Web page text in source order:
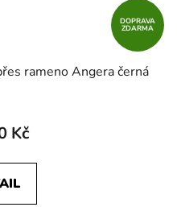
DOPRAVA
ZDARMA
rameno Angera černá
Kč